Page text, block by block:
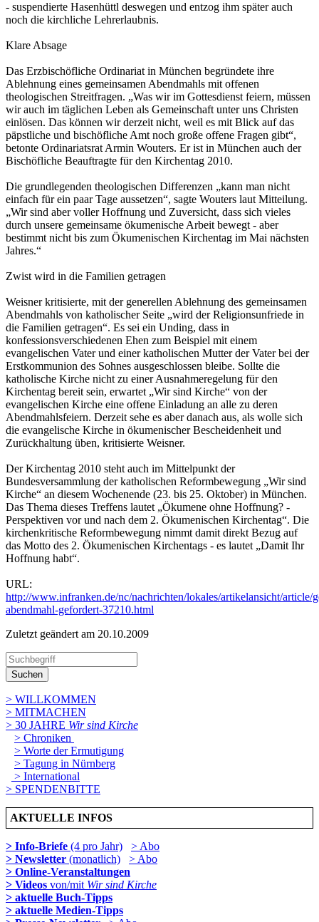
- suspendierte Hasenhüttl deswegen und entzog ihm später auch
noch die kirchliche Lehrerlaubnis.
Klare Absage
Das Erzbischöfliche Ordinariat in München begründete ihre
Ablehnung eines gemeinsamen Abendmahls mit offenen
theologischen Streitfragen. „Was wir im Gottesdienst feiern, müssen
wir auch im täglichen Leben als Gemeinschaft unter uns Christen
einlösen. Das können wir derzeit nicht, weil es mit Blick auf das
päpstliche und bischöfliche Amt noch große offene Fragen gibt“,
betonte Ordinariatsrat Armin Wouters. Er ist in München auch der
Bischöfliche Beauftragte für den Kirchentag 2010.
Die grundlegenden theologischen Differenzen „kann man nicht
einfach für ein paar Tage aussetzen“, sagte Wouters laut Mitteilung.
„Wir sind aber voller Hoffnung und Zuversicht, dass sich vieles
durch unsere gemeinsame ökumenische Arbeit bewegt - aber
bestimmt nicht bis zum Ökumenischen Kirchentag im Mai nächsten
Jahres.“
Zwist wird in die Familien getragen
Weisner kritisierte, mit der generellen Ablehnung des gemeinsamen
Abendmahls von katholischer Seite „wird der Religionsunfriede in
die Familien getragen“. Es sei ein Unding, dass in
konfessionsverschiedenen Ehen zum Beispiel mit einem
evangelischen Vater und einer katholischen Mutter der Vater bei der
Erstkommunion des Sohnes ausgeschlossen bleibe. Sollte die
katholische Kirche nicht zu einer Ausnahmeregelung für den
Kirchentag bereit sein, erwartet „Wir sind Kirche“ von der
evangelischen Kirche eine offene Einladung an alle zu deren
Abendmahlsfeiern. Derzeit sehe es aber danach aus, als wolle sich
die evangelische Kirche in ökumenischer Bescheidenheit und
Zurückhaltung üben, kritisierte Weisner.
Der Kirchentag 2010 steht auch im Mittelpunkt der
Bundesversammlung der katholischen Reformbewegung „Wir sind
Kirche“ an diesem Wochenende (23. bis 25. Oktober) in München.
Das Thema dieses Treffens lautet „Ökumene ohne Hoffnung? -
Perspektiven vor und nach dem 2. Ökumenischen Kirchentag“. Die
kirchenkritische Reformbewegung nimmt damit direkt Bezug auf
das Motto des 2. Ökumenischen Kirchentags - es lautet „Damit Ihr
Hoffnung habt“.
URL:
http://www.infranken.de/nc/nachrichten/lokales/artikelansicht/article/
abendmahl-gefordert-37210.html
Zuletzt geändert am 20­.10.2009
Suchen
> WILLKOMMEN
> MITMACHEN
> 30 JAHRE Wir sind Kirche
> Chroniken
> Worte der Ermutigung
> Tagung in Nürnberg
> International
> SPENDENBITTE
AKTUELLE INFOS
> Info-Briefe (4 pro Jahr)
> Abo
> Newsletter (monatlich)
> Abo
> Online-Veranstaltungen
> Videos von/mit Wir sind Kirche
> aktuelle Buch-Tipps
> aktuelle Medien-Tipps